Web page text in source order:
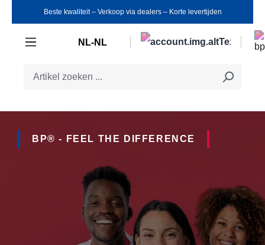
Ga naar de hoofdinhoud
Beste kwaliteit ‒ Verkoop via dealers ‒ Korte levertijden
NL-NL
BP® - FEEL THE DIFFERENCE